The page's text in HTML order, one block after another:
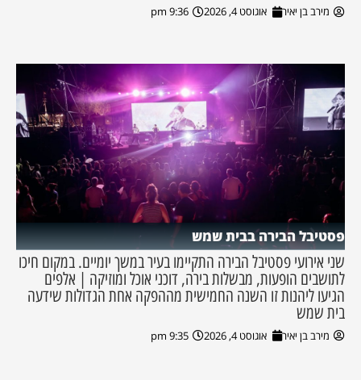
מירב בן יאיר אוגוסט 4, 2026 9:36 pm
פסטיבל הבירה בבית שמש
שני אירועי פסטיבל הבירה התקיימו בעיר במשך יומיים. במקום חיכו
לתושבים הופעות, מבשלות בירה, דוכני אוכל ומוזיקה | אלפים
הגיעו ליהנות זו השנה החמישית מההפקה אחת הגדולות שידעה
בית שמש
מירב בן יאיר אוגוסט 4, 2026 9:35 pm